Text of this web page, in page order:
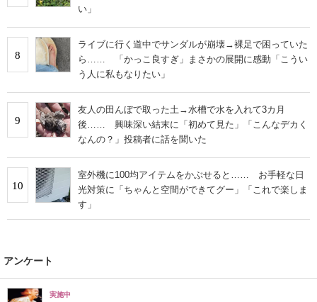
い」
8
ライブに行く道中でサンダルが崩壊→裸足で困っていた
ら…… 「かっこ良すぎ」まさかの展開に感動「こうい
う人に私もなりたい」
9
友人の田んぼで取った土→水槽で水を入れて3カ月
後…… 興味深い結末に「初めて見た」「こんなデカく
なんの？」投稿者に話を聞いた
10
室外機に100均アイテムをかぶせると…… お手軽な日
光対策に「ちゃんと空間ができてグー」「これで楽しま
す」
アンケート
実施中